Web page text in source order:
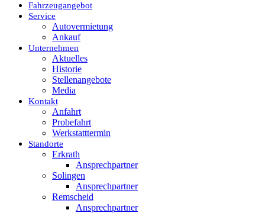
Fahrzeugangebot
Service
Autovermietung
Ankauf
Unternehmen
Aktuelles
Historie
Stellenangebote
Media
Kontakt
Anfahrt
Probefahrt
Werkstatttermin
Standorte
Erkrath
Ansprechpartner
Solingen
Ansprechpartner
Remscheid
Ansprechpartner